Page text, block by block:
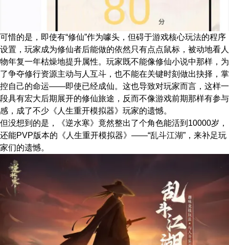
可惜的是，即使有“修仙”作为噱头，但碍于游戏核心玩法的程序
设置，玩家成为修仙者后能做的依然只有点点鼠标，被动地看人
物年复一年枯燥地提升属性。玩家既不能像修仙小说中那样，为
了争夺修行资源主动与人互斗，也不能在关键时刻做出抉择，掌
控自己的命运——即使已经成仙。这也导致对玩家而言，这样一
段具有宏大后期展开的修仙旅途，反而不像游戏前期那样有参与
感，成了不少《人生重开模拟器》玩家的遗憾。
但没想到的是，《逆水寒》竟然整出了个角色能活到10000岁，
还能PVP版本的《人生重开模拟器》——“乱斗江湖”，来补足玩
家们的遗憾。